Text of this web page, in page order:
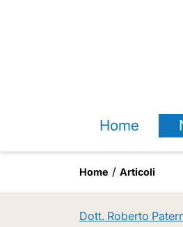
Home
Home Articoli
Dott. Roberto